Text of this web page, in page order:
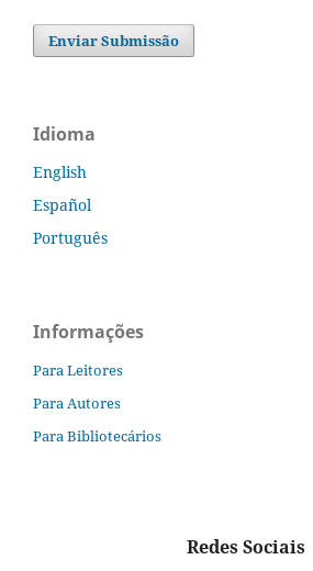
Enviar Submissão
Idioma
English
Español
Português
Informações
Para Leitores
Para Autores
Para Bibliotecários
Redes Sociais